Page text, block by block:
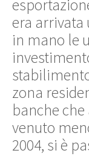
era arrivata
in mano le
zona
banche
venuto
2004, si è